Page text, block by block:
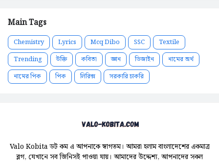
Main Tags
Chemistry Lyrics Mcq Dibo SSC
Textile
Trending
উক্তি কবিতা জ্ঞান ডিজাইন
নামের অর্থ
নামের পিক
পিক লিরিক্স সরকারি চাকরি
Valo Kobita ডট কম এ আপনাকে স্বাগতম। আমরা হলাম বাংলাদেশের একমাত্র
ব্লগ, যেখানে সব জিনিসই পাওয়া যায়। আমাদের উদ্দেশ্য, আপনাদের সকল